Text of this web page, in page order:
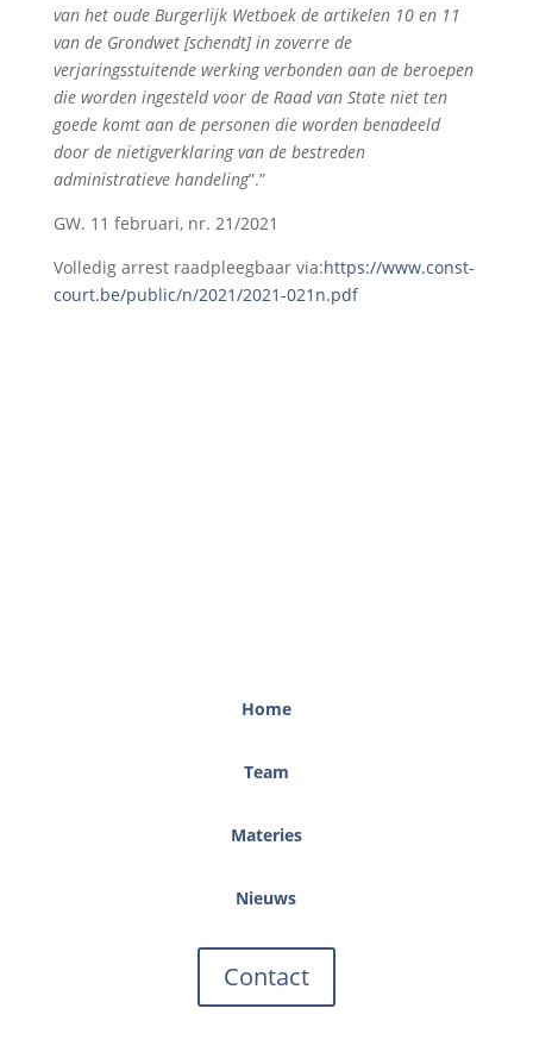
van het oude Burgerlijk Wetboek de artikelen 10 en 11
van de Grondwet [schendt] in zoverre de
verjaringsstuitende werking verbonden aan de beroepen
die worden ingesteld voor de Raad van State niet ten
goede komt aan de personen die worden benadeeld
door de nietigverklaring van de bestreden
administratieve handeling”.”
GW. 11 februari, nr. 21/2021
Volledig arrest raadpleegbaar via:https://www.const-
court.be/public/n/2021/2021-021n.pdf
Home
Team
Materies
Nieuws
Contact